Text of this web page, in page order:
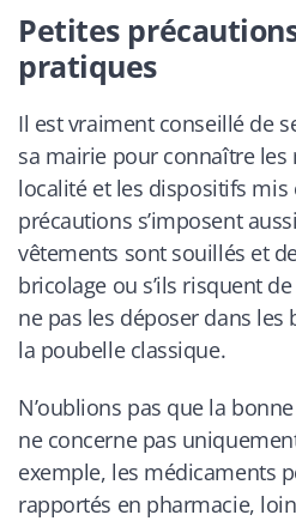
Petites
pratiques
Il est vraiment conseillé de
sa mairie pour connaître les
localité et les dispositifs mis
précautions s’imposent
vêtements sont souillés et
bricolage ou s’ils risquent
ne pas les déposer dans les
la poubelle classique.
N’oublions pas que la
ne concerne pas
exemple, les médicaments
rapportés en pharmacie,